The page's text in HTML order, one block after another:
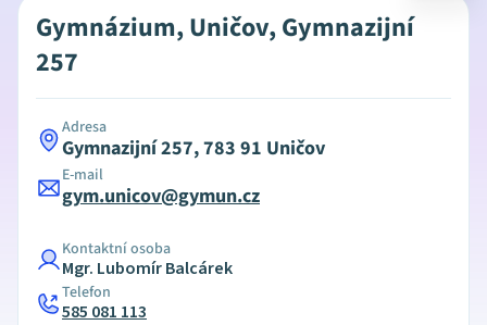
Gymnázium, Uničov, Gymnazijní
257
Adresa
Gymnazijní 257, 783 91 Uničov
E-mail
gym.unicov@gymun.cz
Kontaktní osoba
Mgr. Lubomír Balcárek
Telefon
585 081 113